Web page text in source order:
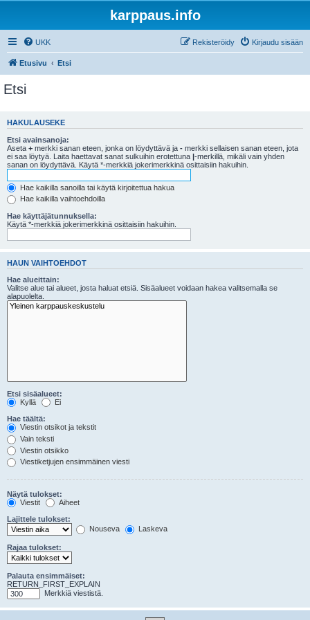
karppaus.info
UKK Kirjaudu sisään
Rekisteröidy
Etusivu Etsi
Etsi
HAKULAUSEKE
Etsi avainsanoja:
Aseta + merkki sanan eteen, jonka on löydyttävä ja - merkki sellaisen sanan eteen, jota
ei saa löytyä. Laita haettavat sanat sulkuihin erotettuna |-merkillä, mikäli vain yhden
sanan on löydyttävä. Käytä *-merkkiä jokerimerkkinä osittaisiin hakuihin.
Hae kaikilla sanoilla tai käytä kirjoitettua hakua
Hae kaikilla vaihtoehdoilla
Hae käyttäjätunnuksella:
Käytä *-merkkiä jokerimerkkinä osittaisiin hakuihin.
HAUN VAIHTOEHDOT
Hae alueittain:
Valitse alue tai alueet, josta haluat etsiä. Sisäalueet voidaan hakea valitsemalla se
alapuolelta.
Etsi sisäalueet:
Kyllä
Ei
Hae täältä:
Viestin otsikot ja tekstit
Vain teksti
Viestin otsikko
Viestiketjujen ensimmäinen viesti
Näytä tulokset:
Viestit
Aiheet
Lajittele tulokset:
Nouseva
Laskeva
Rajaa tulokset:
Palauta ensimmäiset:
RETURN_FIRST_EXPLAIN
Merkkiä viestistä.